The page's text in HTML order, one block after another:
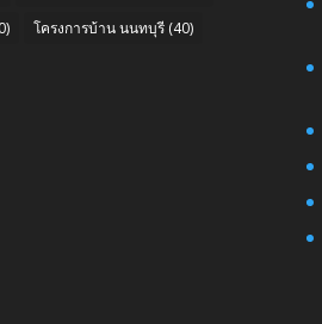
โครงการบ้าน นนทบุรี (40)